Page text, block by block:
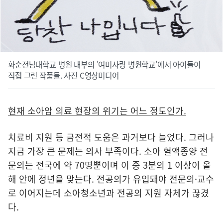
화순전남대학교 병원 내부의 '여미사랑 병원학교'에서 아이들이
직접 그린 작품들. 사진 C영상미디어
현재 소아암 의료 현장의 위기는 어느 정도인가.
치료비 지원 등 금전적 도움은 과거보다 늘었다. 그러나
지금 가장 큰 문제는 의사 부족이다. 소아 혈액종양 전
문의는 전국에 약 70명뿐이며 이 중 3분의 1 이상이 올
해 안에 정년을 맞는다. 전공의가 유입돼야 전문의·교수
로 이어지는데 소아청소년과 전공의 지원 자체가 끊겼
다.